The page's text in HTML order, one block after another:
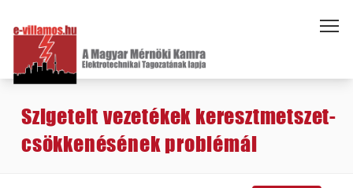
Szigetelt vezetékek keresztmetszet-
csökkenésének problémái